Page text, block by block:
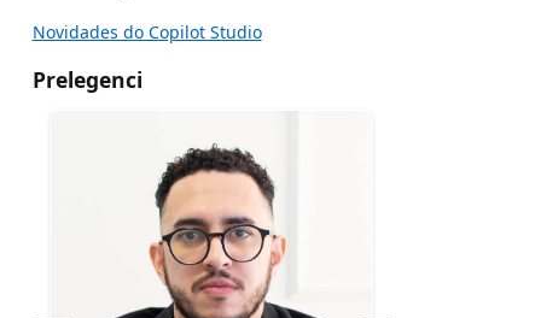
Novidades do Copilot Studio
Prelegenci